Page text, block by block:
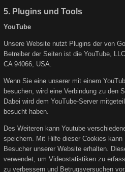
5. Plugins und Tools
YouTube
Unsere Website nutzt Plugins der von
Betreiber der Seiten ist die YouTube,
CA 94066, USA.
Wenn Sie eine unserer mit einem
besuchen, wird eine Verbindung zu den
Dabei wird dem YouTube-Server
besucht haben.
Des Weiteren kann Youtube
speichern. Mit Hilfe dieser Cookies kann
Besucher unserer Website erhalten.
verwendet, um Videostatistiken zu
zu verbessern und Betrugsversuchen